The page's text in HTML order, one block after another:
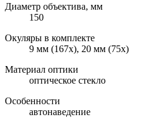
Диаметр объектива, мм
150
Окуляры в комплекте
9 мм (167х), 20 мм (75х)
Материал оптики
оптическое стекло
Особенности
автонаведение